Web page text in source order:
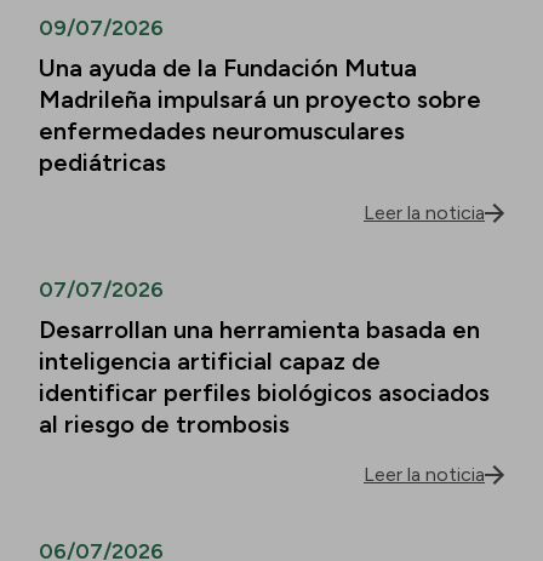
09/07/2026
Una ayuda de la Fundación Mutua
Madrileña impulsará un proyecto sobre
enfermedades neuromusculares
pediátricas
Leer la noticia
07/07/2026
Desarrollan una herramienta basada en
inteligencia artificial capaz de
identificar perfiles biológicos asociados
al riesgo de trombosis
Leer la noticia
06/07/2026